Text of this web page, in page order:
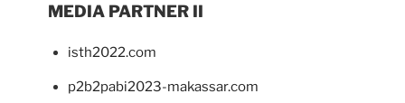
MEDIA PARTNER II
isth2022.com
p2b2pabi2023-makassar.com